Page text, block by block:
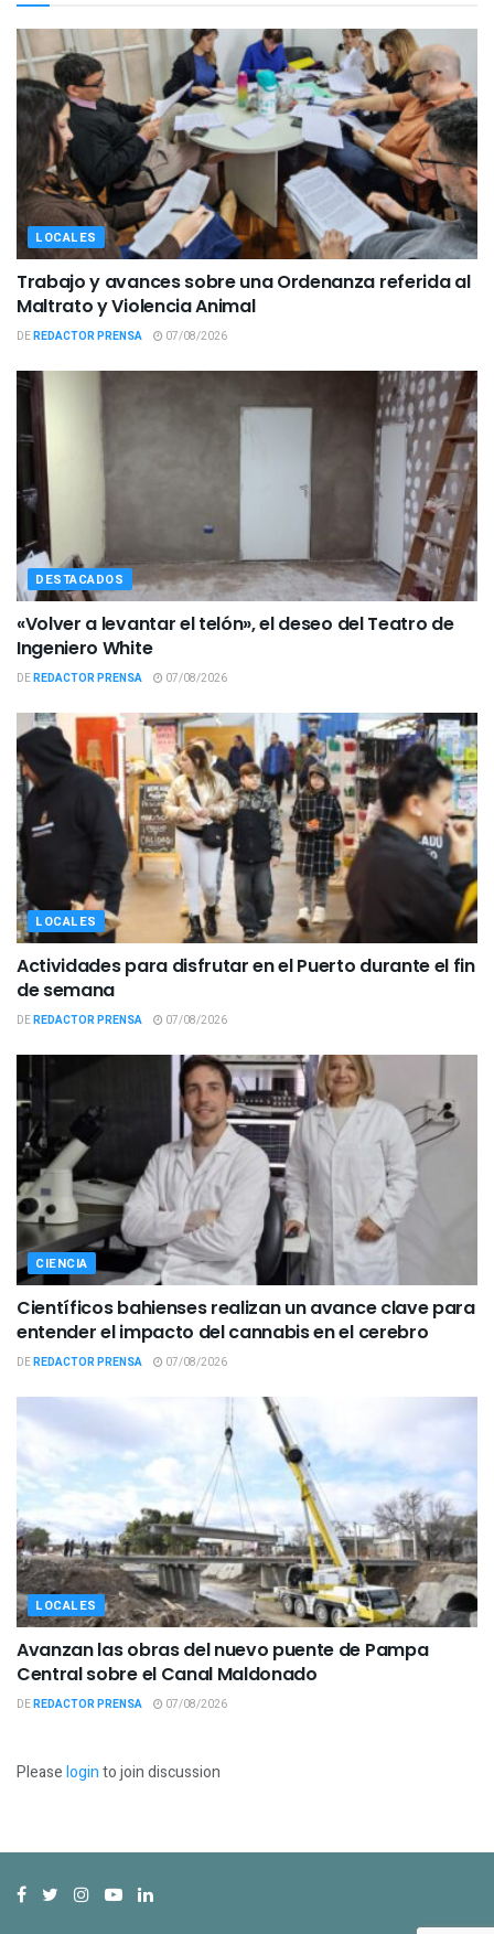
LOCALES
Trabajo y avances sobre una Ordenanza referida al
Maltrato y Violencia Animal
DEREDACTOR PRENSA 07/08/2026
DESTACADOS
«Volver a levantar el telón», el deseo del Teatro de
Ingeniero White
DEREDACTOR PRENSA 07/08/2026
LOCALES
Actividades para disfrutar en el Puerto durante el fin
de semana
DEREDACTOR PRENSA 07/08/2026
CIENCIA
Científicos bahienses realizan un avance clave para
entender el impacto del cannabis en el cerebro
DEREDACTOR PRENSA 07/08/2026
LOCALES
Avanzan las obras del nuevo puente de Pampa
Central sobre el Canal Maldonado
DEREDACTOR PRENSA 07/08/2026
Pleaseloginto join discussion